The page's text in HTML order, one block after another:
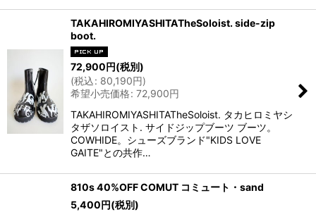
TAKAHIROMIYASHITATheSoloist. side-zip
boot.
72,900円(税別)
(税込: 80,190円)
希望小売価格: 72,900円
TAKAHIROMIYASHITATheSoloist. タカヒロミヤシ
タザソロイスト. サイドジップブーツ ブーツ。
COWHIDE。シューズブランド"KIDS LOVE
GAITE"との共作…
810s 40%OFF COMUT コミュート・sand
5,400円(税別)